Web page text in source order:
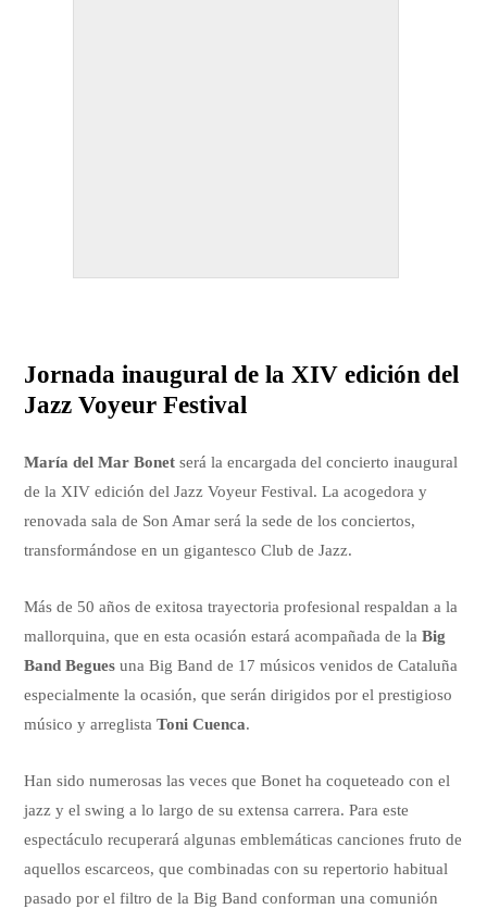
Jornada inaugural de la XIV edición del
Jazz Voyeur Festival
María del Mar Bonet será la encargada del concierto inaugural
de la XIV edición del Jazz Voyeur Festival. La acogedora y
renovada sala de Son Amar será la sede de los conciertos,
transformándose en un gigantesco Club de Jazz.
Más de 50 años de exitosa trayectoria profesional respaldan a la
mallorquina, que en esta ocasión estará acompañada de laBig
Band Begues una Big Band de 17 músicos venidos de Cataluña
especialmente la ocasión, que serán dirigidos por el prestigioso
músico y arreglistaToni Cuenca.
Han sido numerosas las veces que Bonet ha coqueteado con el
jazz y el swing a lo largo de su extensa carrera. Para este
espectáculo recuperará algunas emblemáticas canciones fruto de
aquellos escarceos, que combinadas con su repertorio habitual
pasado por el filtro de la Big Band conforman una comunión